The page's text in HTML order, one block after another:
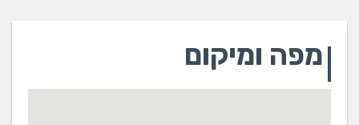
מפה ומיקום